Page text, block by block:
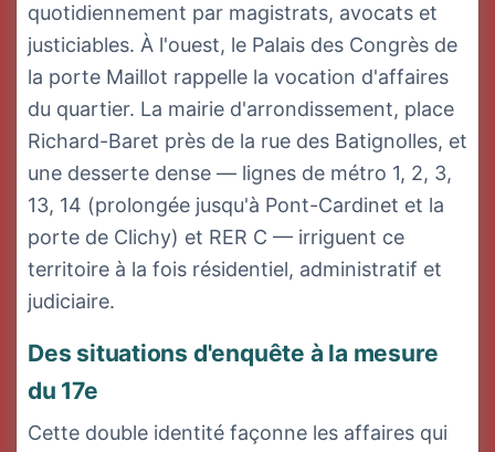
quotidiennement par magistrats, avocats et
justiciables. À l'ouest, le Palais des Congrès de
la porte Maillot rappelle la vocation d'affaires
du quartier. La mairie d'arrondissement, place
Richard-Baret près de la rue des Batignolles, et
une desserte dense — lignes de métro 1, 2, 3,
13, 14 (prolongée jusqu'à Pont-Cardinet et la
porte de Clichy) et RER C — irriguent ce
territoire à la fois résidentiel, administratif et
judiciaire.
Des situations d'enquête à la mesure
du 17e
Cette double identité façonne les affaires qui